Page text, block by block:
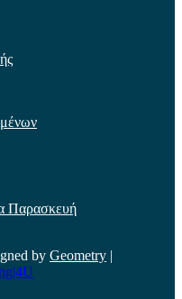
Παρασκευή
by Geometry |